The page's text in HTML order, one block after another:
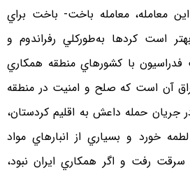
معامله، معامله باخت- باخت براي
است كردها به‌طوركلي رفراندوم و
فدراسيون با كشورهاي منطقه همكاري
آن است كه صلح و امنيت در منطقه
حمله داعش به اقليم كردستان،
خورد و بسياري از انبارهاي مواد
رفت و اگر همكاري ايران نبود،